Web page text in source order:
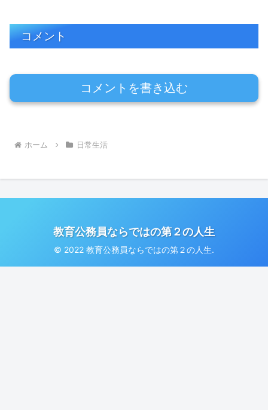
コメント
コメントを書き込む
ホーム 日常生活
教育公務員ならではの第２の人生
© 2022 教育公務員ならではの第２の人生.